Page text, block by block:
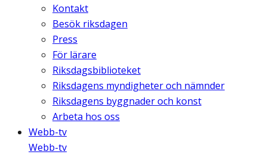
Kontakt
Besök riksdagen
Press
För lärare
Riksdagsbiblioteket
Riksdagens myndigheter och nämnder
Riksdagens byggnader och konst
Arbeta hos oss
Webb-tv
Webb-tv